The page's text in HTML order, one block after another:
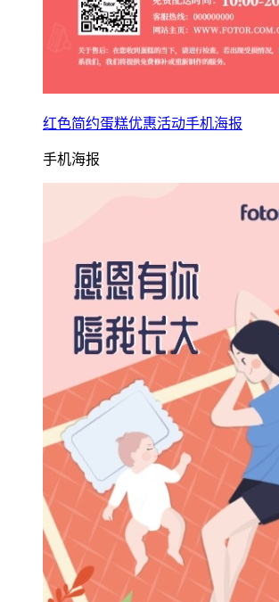
红色简约蛋糕优惠活动手机海报
手机海报